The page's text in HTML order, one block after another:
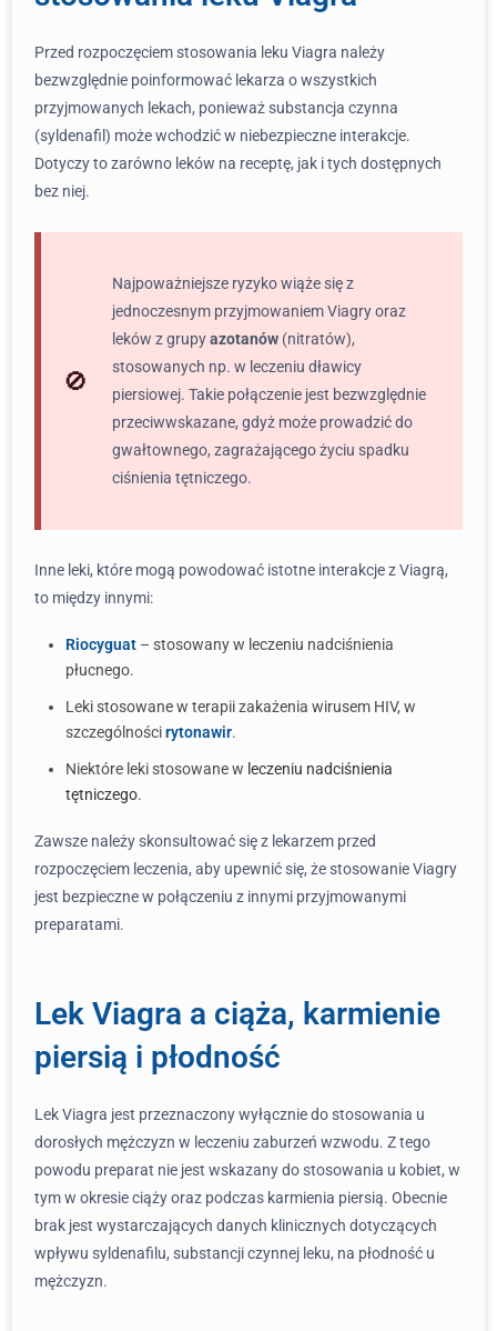
Przed rozpoczęciem stosowania leku Viagra należy
bezwzględnie poinformować lekarza o wszystkich
przyjmowanych lekach, ponieważ substancja czynna
(syldenafil) może wchodzić w niebezpieczne interakcje.
Dotyczy to zarówno leków na receptę, jak i tych dostępnych
bez niej.
Najpoważniejsze ryzyko wiąże się z
jednoczesnym przyjmowaniem Viagry oraz
leków z grupyazotanów (nitratów),
stosowanych np. w leczeniu dławicy
piersiowej. Takie połączenie jest bezwzględnie
przeciwwskazane, gdyż może prowadzić do
gwałtownego, zagrażającego życiu spadku
ciśnienia tętniczego.
Inne leki, które mogą powodować istotne interakcje z Viagrą,
to między innymi:
Riocyguat – stosowany w leczeniu nadciśnienia
płucnego.
Leki stosowane w terapii zakażenia wirusem HIV, w
szczególnościrytonawir.
Niektóre leki stosowane w leczeniu nadciśnienia
tętniczego.
Zawsze należy skonsultować się z lekarzem przed
rozpoczęciem leczenia, aby upewnić się, że stosowanie Viagry
jest bezpieczne w połączeniu z innymi przyjmowanymi
preparatami.
Lek Viagra a ciąża, karmienie
piersią i płodność
Lek Viagra jest przeznaczony wyłącznie do stosowania u
dorosłych mężczyzn w leczeniu zaburzeń wzwodu. Z tego
powodu preparat nie jest wskazany do stosowania u kobiet, w
tym w okresie ciąży oraz podczas karmienia piersią. Obecnie
brak jest wystarczających danych klinicznych dotyczących
wpływu syldenafilu, substancji czynnej leku, na płodność u
mężczyzn.